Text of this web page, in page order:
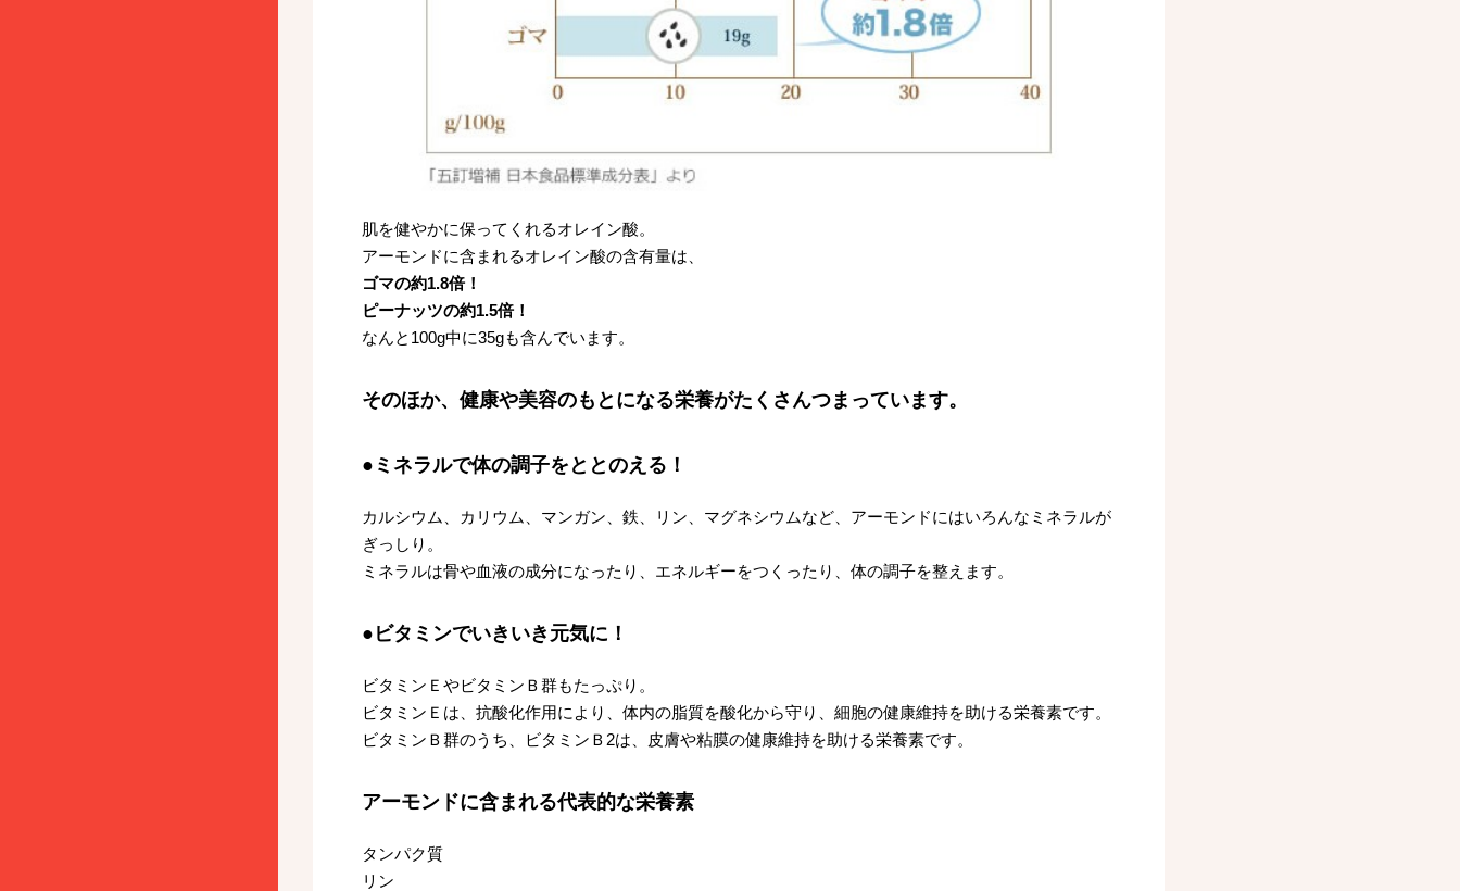
肌を健やかに保ってくれるオレイン酸。
アーモンドに含まれるオレイン酸の含有量は、
ゴマの約1.8倍！
ピーナッツの約1.5倍！
なんと100g中に35gも含んでいます。
そのほか、健康や美容のもとになる栄養がたくさんつまっています。
●ミネラルで体の調子をととのえる！
カルシウム、カリウム、マンガン、鉄、リン、マグネシウムなど、アーモンドにはいろんなミネラルが
ぎっしり。
ミネラルは骨や血液の成分になったり、エネルギーをつくったり、体の調子を整えます。
●ビタミンでいきいき元気に！
ビタミンＥやビタミンＢ群もたっぷり。
ビタミンＥは、抗酸化作用により、体内の脂質を酸化から守り、細胞の健康維持を助ける栄養素です。
ビタミンＢ群のうち、ビタミンＢ2は、皮膚や粘膜の健康維持を助ける栄養素です。
アーモンドに含まれる代表的な栄養素
タンパク質
リン